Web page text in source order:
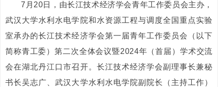
7月20日，由长江技术经济学会青年工作委员会主办，
武汉大学水利水电学院和水资源工程与调度全国重点实验
室承办的长江技术经济学会第一届青年工作委员会（以下
简称青工委）第二次全体会议暨2024年（首届）学术交流
会在湖北丹江口市召开。长江技术经济学会副理事长兼秘
书长吴志广、武汉大学水利水电学院副院长（主持工作）